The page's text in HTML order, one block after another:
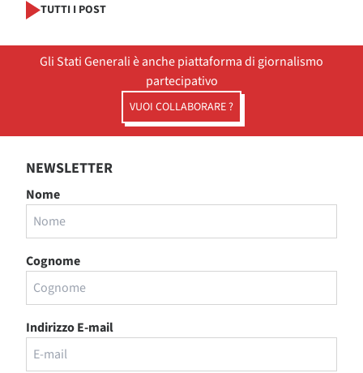
TUTTI I POST
Gli Stati Generali è anche piattaforma di giornalismo
partecipativo
VUOI COLLABORARE ?
NEWSLETTER
Nome
Cognome
Indirizzo E-mail